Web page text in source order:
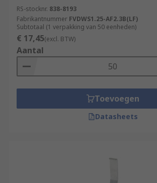
RS-stocknr. 838-8193
Fabrikantnummer FVDWS1.25-AF2.3B(LF)
Subtotaal (1 verpakking van 50 eenheden)
€ 17,45(excl. BTW)
Aantal
Toevoegen
Datasheets